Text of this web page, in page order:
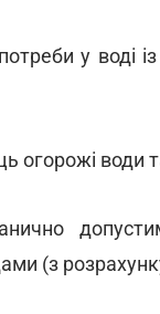
у воді
огорожі води
(з